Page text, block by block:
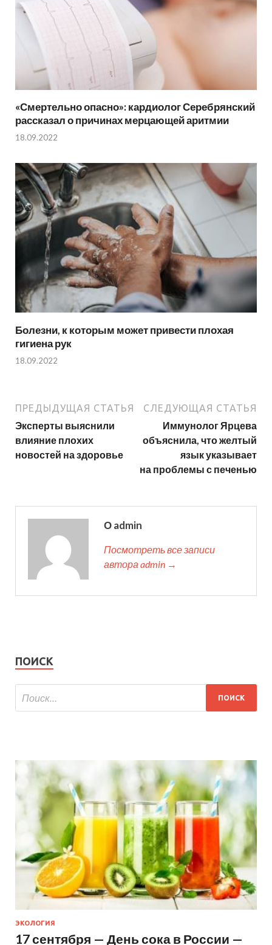
«Смертельно опасно»: кардиолог Серебрянский
рассказал о причинах мерцающей аритмии
18.09.2022
Болезни, к которым может привести плохая
гигиена рук
18.09.2022
ПРЕДЫДУЩАЯ СТАТЬЯ
Эксперты выяснили
влияние плохих
новостей на здоровье
СЛЕДУЮЩАЯ СТАТЬЯ
Иммунолог Ярцева
объяснила, что желтый
язык указывает
на проблемы с печенью
О admin
Посмотреть все записи
автора admin →
ПОИСК
ЭКОЛОГИЯ
17 сентября — День сока в России —